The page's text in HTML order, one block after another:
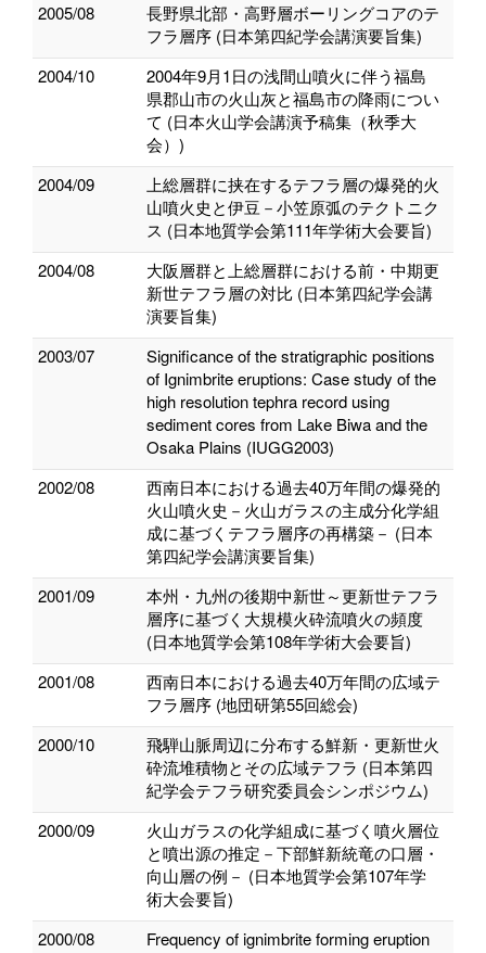
2005/08
長野県北部・高野層ボーリングコアのテ
フラ層序 (日本第四紀学会講演要旨集)
2004/10
2004年9月1日の浅間山噴火に伴う福島
県郡山市の火山灰と福島市の降雨につい
て (日本火山学会講演予稿集（秋季大
会）)
2004/09
上総層群に挟在するテフラ層の爆発的火
山噴火史と伊豆－小笠原弧のテクトニク
ス (日本地質学会第111年学術大会要旨)
2004/08
大阪層群と上総層群における前・中期更
新世テフラ層の対比 (日本第四紀学会講
演要旨集)
2003/07
Significance of the stratigraphic positions
of Ignimbrite eruptions: Case study of the
high resolution tephra record using
sediment cores from Lake Biwa and the
Osaka Plains (IUGG2003)
2002/08
西南日本における過去40万年間の爆発的
火山噴火史－火山ガラスの主成分化学組
成に基づくテフラ層序の再構築－ (日本
第四紀学会講演要旨集)
2001/09
本州・九州の後期中新世～更新世テフラ
層序に基づく大規模火砕流噴火の頻度
(日本地質学会第108年学術大会要旨)
2001/08
西南日本における過去40万年間の広域テ
フラ層序 (地団研第55回総会)
2000/10
飛騨山脈周辺に分布する鮮新・更新世火
砕流堆積物とその広域テフラ (日本第四
紀学会テフラ研究委員会シンポジウム)
2000/09
火山ガラスの化学組成に基づく噴火層位
と噴出源の推定－下部鮮新統竜の口層・
向山層の例－ (日本地質学会第107年学
術大会要旨)
2000/08
Frequency of ignimbrite forming eruption